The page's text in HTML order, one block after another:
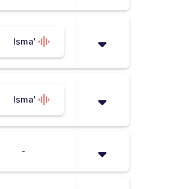
Isma'
Isma'
-